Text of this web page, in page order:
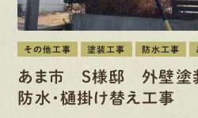
その他工事 塗装工事 防水工事
あま市 S様邸 外壁塗
防水・樋掛け替え工事